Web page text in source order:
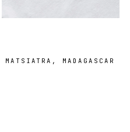
MADAGASCAR